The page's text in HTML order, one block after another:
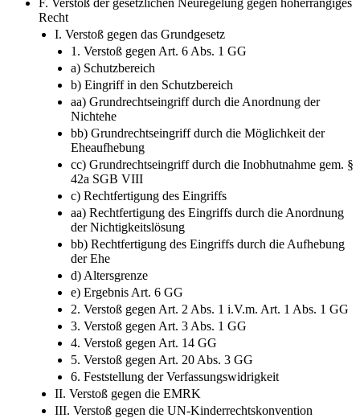
F. Verstoß der gesetzlichen Neuregelung gegen höherrangiges
Recht
I. Verstoß gegen das Grundgesetz
1. Verstoß gegen Art. 6 Abs. 1 GG
a) Schutzbereich
b) Eingriff in den Schutzbereich
aa) Grundrechtseingriff durch die Anordnung der
Nichtehe
bb) Grundrechtseingriff durch die Möglichkeit der
Eheaufhebung
cc) Grundrechtseingriff durch die Inobhutnahme gem. §
42a SGB VIII
c) Rechtfertigung des Eingriffs
aa) Rechtfertigung des Eingriffs durch die Anordnung
der Nichtigkeitslösung
bb) Rechtfertigung des Eingriffs durch die Aufhebung
der Ehe
d) Altersgrenze
e) Ergebnis Art. 6 GG
2. Verstoß gegen Art. 2 Abs. 1 i.V.m. Art. 1 Abs. 1 GG
3. Verstoß gegen Art. 3 Abs. 1 GG
4. Verstoß gegen Art. 14 GG
5. Verstoß gegen Art. 20 Abs. 3 GG
6. Feststellung der Verfassungswidrigkeit
II. Verstoß gegen die EMRK
III. Verstoß gegen die UN-Kinderrechtskonvention